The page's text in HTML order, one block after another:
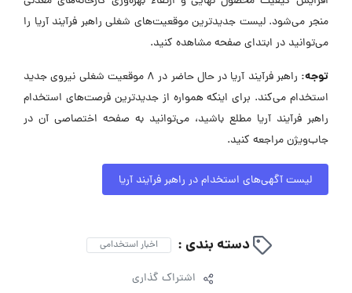
منجر می‌شود. لیست جدیدترین موقعیت‌های شغلی راهبر فرآیند آریا را
می‌توانید در ابتدای صفحه مشاهده کنید.
توجه:
راهبر فرآیند آریا در حال حاضر در ۸ موقعیت شغلی نیروی جدید
استخدام می‌کند. برای اینکه همواره از جدیدترین فرصت‌های استخدام
راهبر فرآیند آریا مطلع باشید، می‌توانید به صفحه اختصاصی آن در
جاب‌ویژن مراجعه کنید.
لیست آگهی‌های استخدام در راهبر فرآیند آریا
دسته بندی : اخبار استخدامی
اشتراک گذاری